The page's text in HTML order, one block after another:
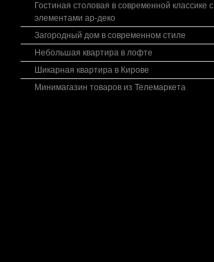
Гостиная столовая в современной классике с
элементами ар-деко
Загородный дом в современном стиле
Небольшая квартира в лофте
Шикарная квартира в Кирове
Минимагазин товаров из Телемаркета